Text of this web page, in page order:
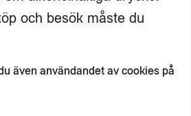
OSS
och besök måste du
även användandet av cookies på